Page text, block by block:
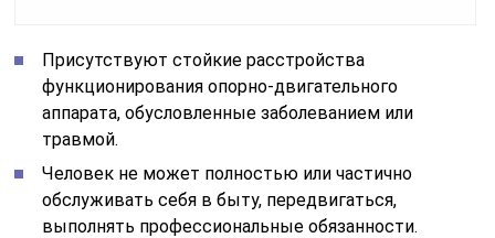
Присутствуют стойкие расстройства
функционирования опорно-двигательного
аппарата, обусловленные заболеванием или
травмой.
Человек не может полностью или частично
обслуживать себя в быту, передвигаться,
выполнять профессиональные обязанности.